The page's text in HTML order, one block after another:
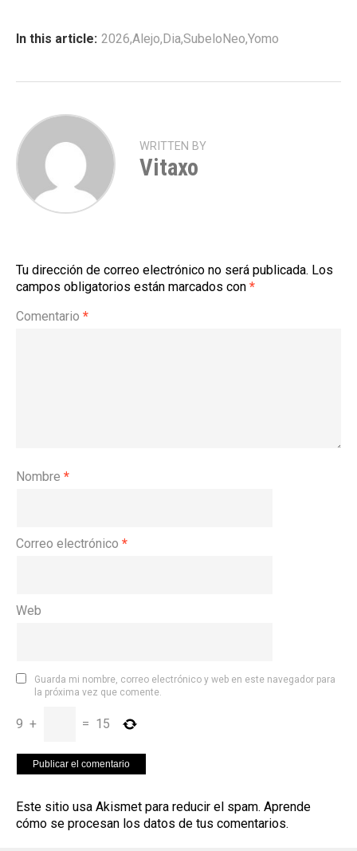
In this article: 2026,Alejo,Dia,SubeloNeo,Yomo
WRITTEN BY
Vitaxo
Tu dirección de correo electrónico no será publicada. Los
campos obligatorios están marcados con *
Comentario *
Nombre *
Correo electrónico *
Web
Guarda mi nombre, correo electrónico y web en este navegador para
la próxima vez que comente.
9 + = 15
Este sitio usa Akismet para reducir el spam. Aprende
cómo se procesan los datos de tus comentarios.